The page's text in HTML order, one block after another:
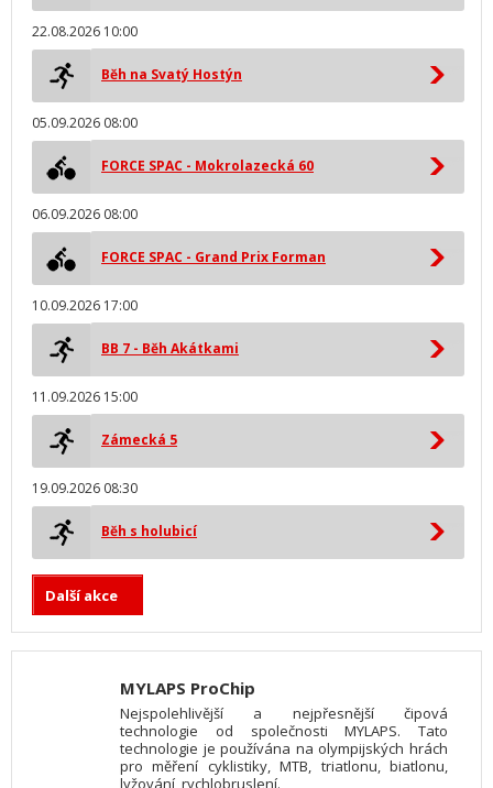
22.08.2026 10:00
Běh na Svatý Hostýn
05.09.2026 08:00
FORCE SPAC - Mokrolazecká 60
06.09.2026 08:00
FORCE SPAC - Grand Prix Forman
10.09.2026 17:00
BB 7 - Běh Akátkami
11.09.2026 15:00
Zámecká 5
19.09.2026 08:30
Běh s holubicí
Další akce
MYLAPS ProChip
Nejspolehlivější a nejpřesnější čipová
technologie od společnosti MYLAPS. Tato
technologie je používána na olympijských hrách
pro měření cyklistiky, MTB, triatlonu, biatlonu,
lyžování, rychlobruslení.